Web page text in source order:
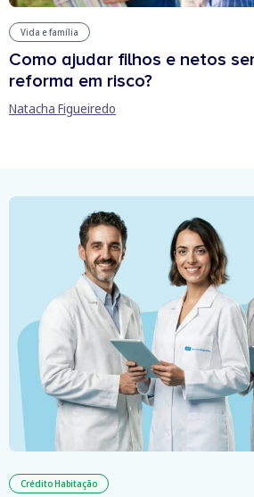
Vida e família
Como ajudar filhos e netos
reforma em risco?
Natacha Figueiredo
Crédito Habitação